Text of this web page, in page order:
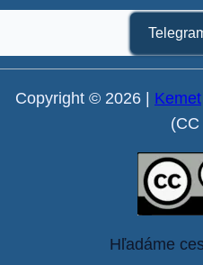
Copyright © 2026 | Kemet
(CC
Hľadáme